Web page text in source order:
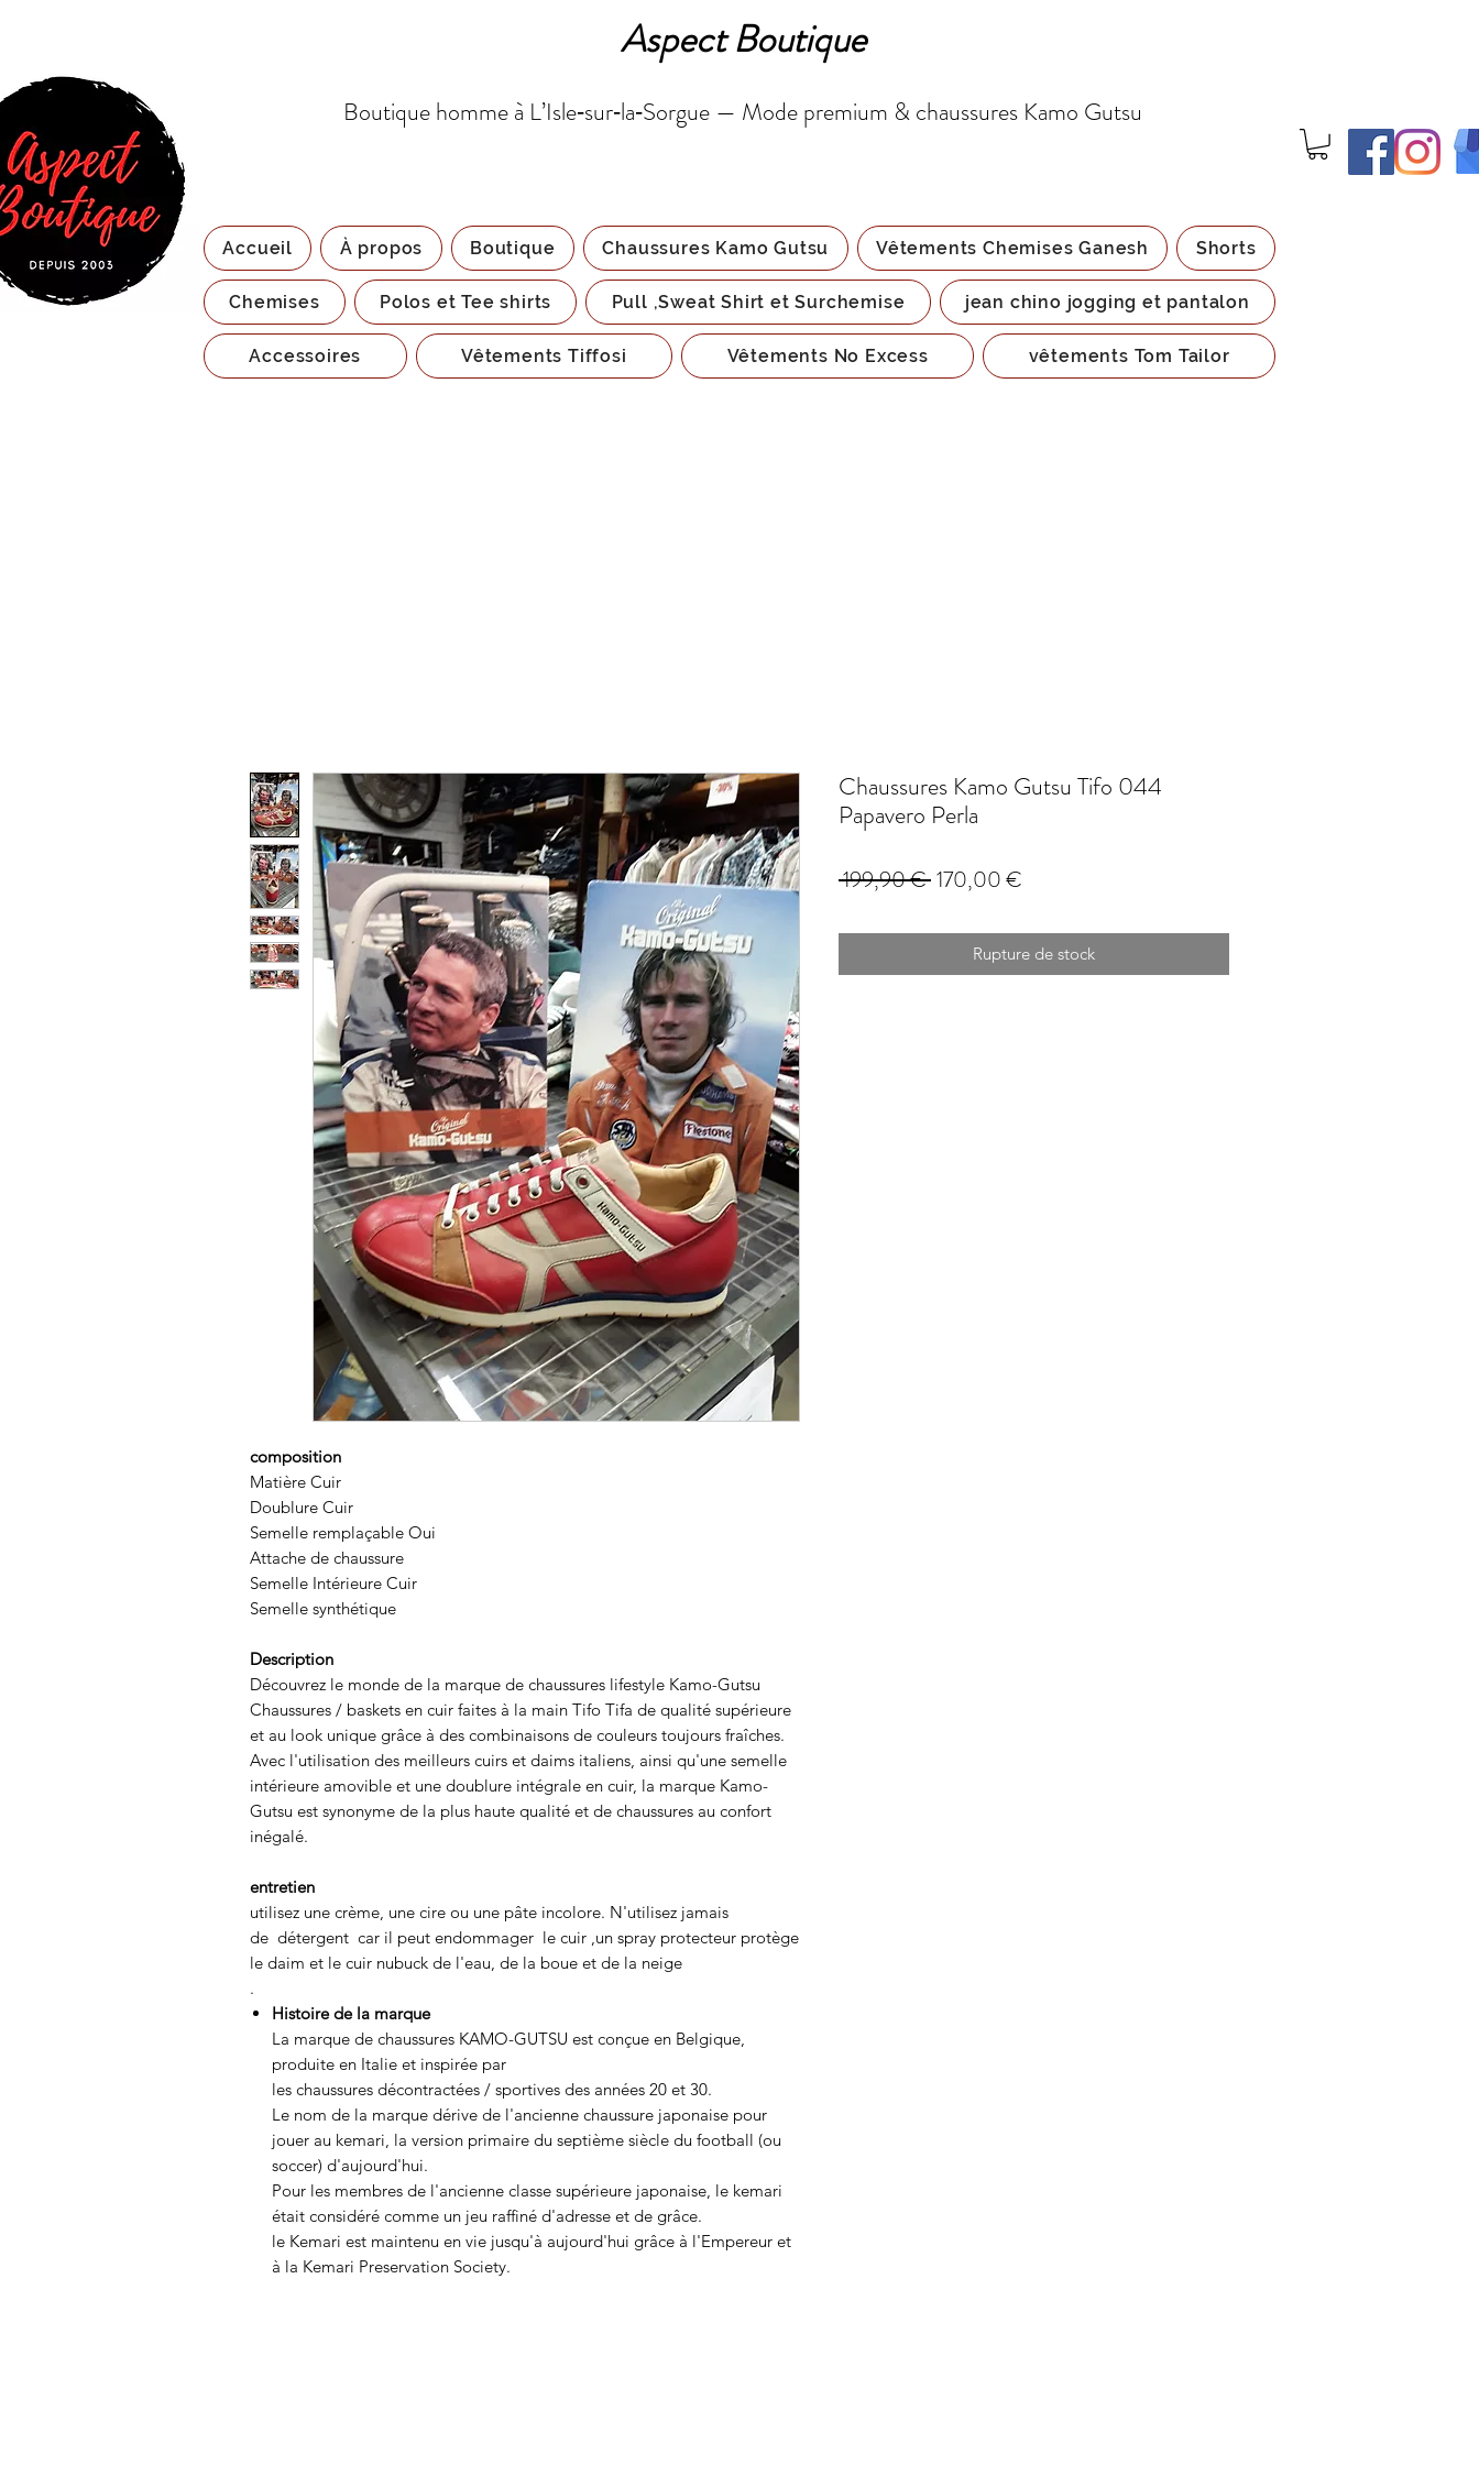
Aspect Boutique
Boutique homme à L’Isle‑sur‑la‑Sorgue — Mode premium & chaussures Kamo Gutsu
Accueil À propos Boutique Chaussures Kamo Gutsu Vêtements Chemises Ganesh Shorts
Chemises Polos et Tee shirts Pull ,Sweat Shirt et Surchemise jean chino jogging et pantalon
Accessoires Vêtements Tiffosi Vêtements No Excess vêtements Tom Tailor
composition
Matière Cuir
Doublure Cuir
Semelle remplaçable Oui
Attache de chaussure
Semelle Intérieure Cuir
Semelle synthétique
Description
Découvrez le monde de la marque de chaussures lifestyle Kamo-Gutsu
Chaussures / baskets en cuir faites à la main Tifo Tifa de qualité supérieure
et au look unique grâce à des combinaisons de couleurs toujours fraîches.
Avec l'utilisation des meilleurs cuirs et daims italiens, ainsi qu'une semelle
intérieure amovible et une doublure intégrale en cuir, la marque Kamo-
Gutsu est synonyme de la plus haute qualité et de chaussures au confort
inégalé.
entretien
utilisez une crème, une cire ou une pâte incolore. N'utilisez jamais
de détergent car il peut endommager le cuir ,un spray protecteur protège
le daim et le cuir nubuck de l'eau, de la boue et de la neige
.
Histoire de la marque
La marque de chaussures KAMO-GUTSU est conçue en Belgique,
produite en Italie et inspirée par
les chaussures décontractées / sportives des années 20 et 30.
Le nom de la marque dérive de l'ancienne chaussure japonaise pour
jouer au kemari, la version primaire du septième siècle du football (ou
soccer) d'aujourd'hui.
Pour les membres de l'ancienne classe supérieure japonaise, le kemari
était considéré comme un jeu raffiné d'adresse et de grâce.
le Kemari est maintenu en vie jusqu'à aujourd'hui grâce à l'Empereur et
à la Kemari Preservation Society.
Chaussures Kamo Gutsu Tifo 044
Papavero Perla
199,90 € Prix
170,00 €
Rupture de stock